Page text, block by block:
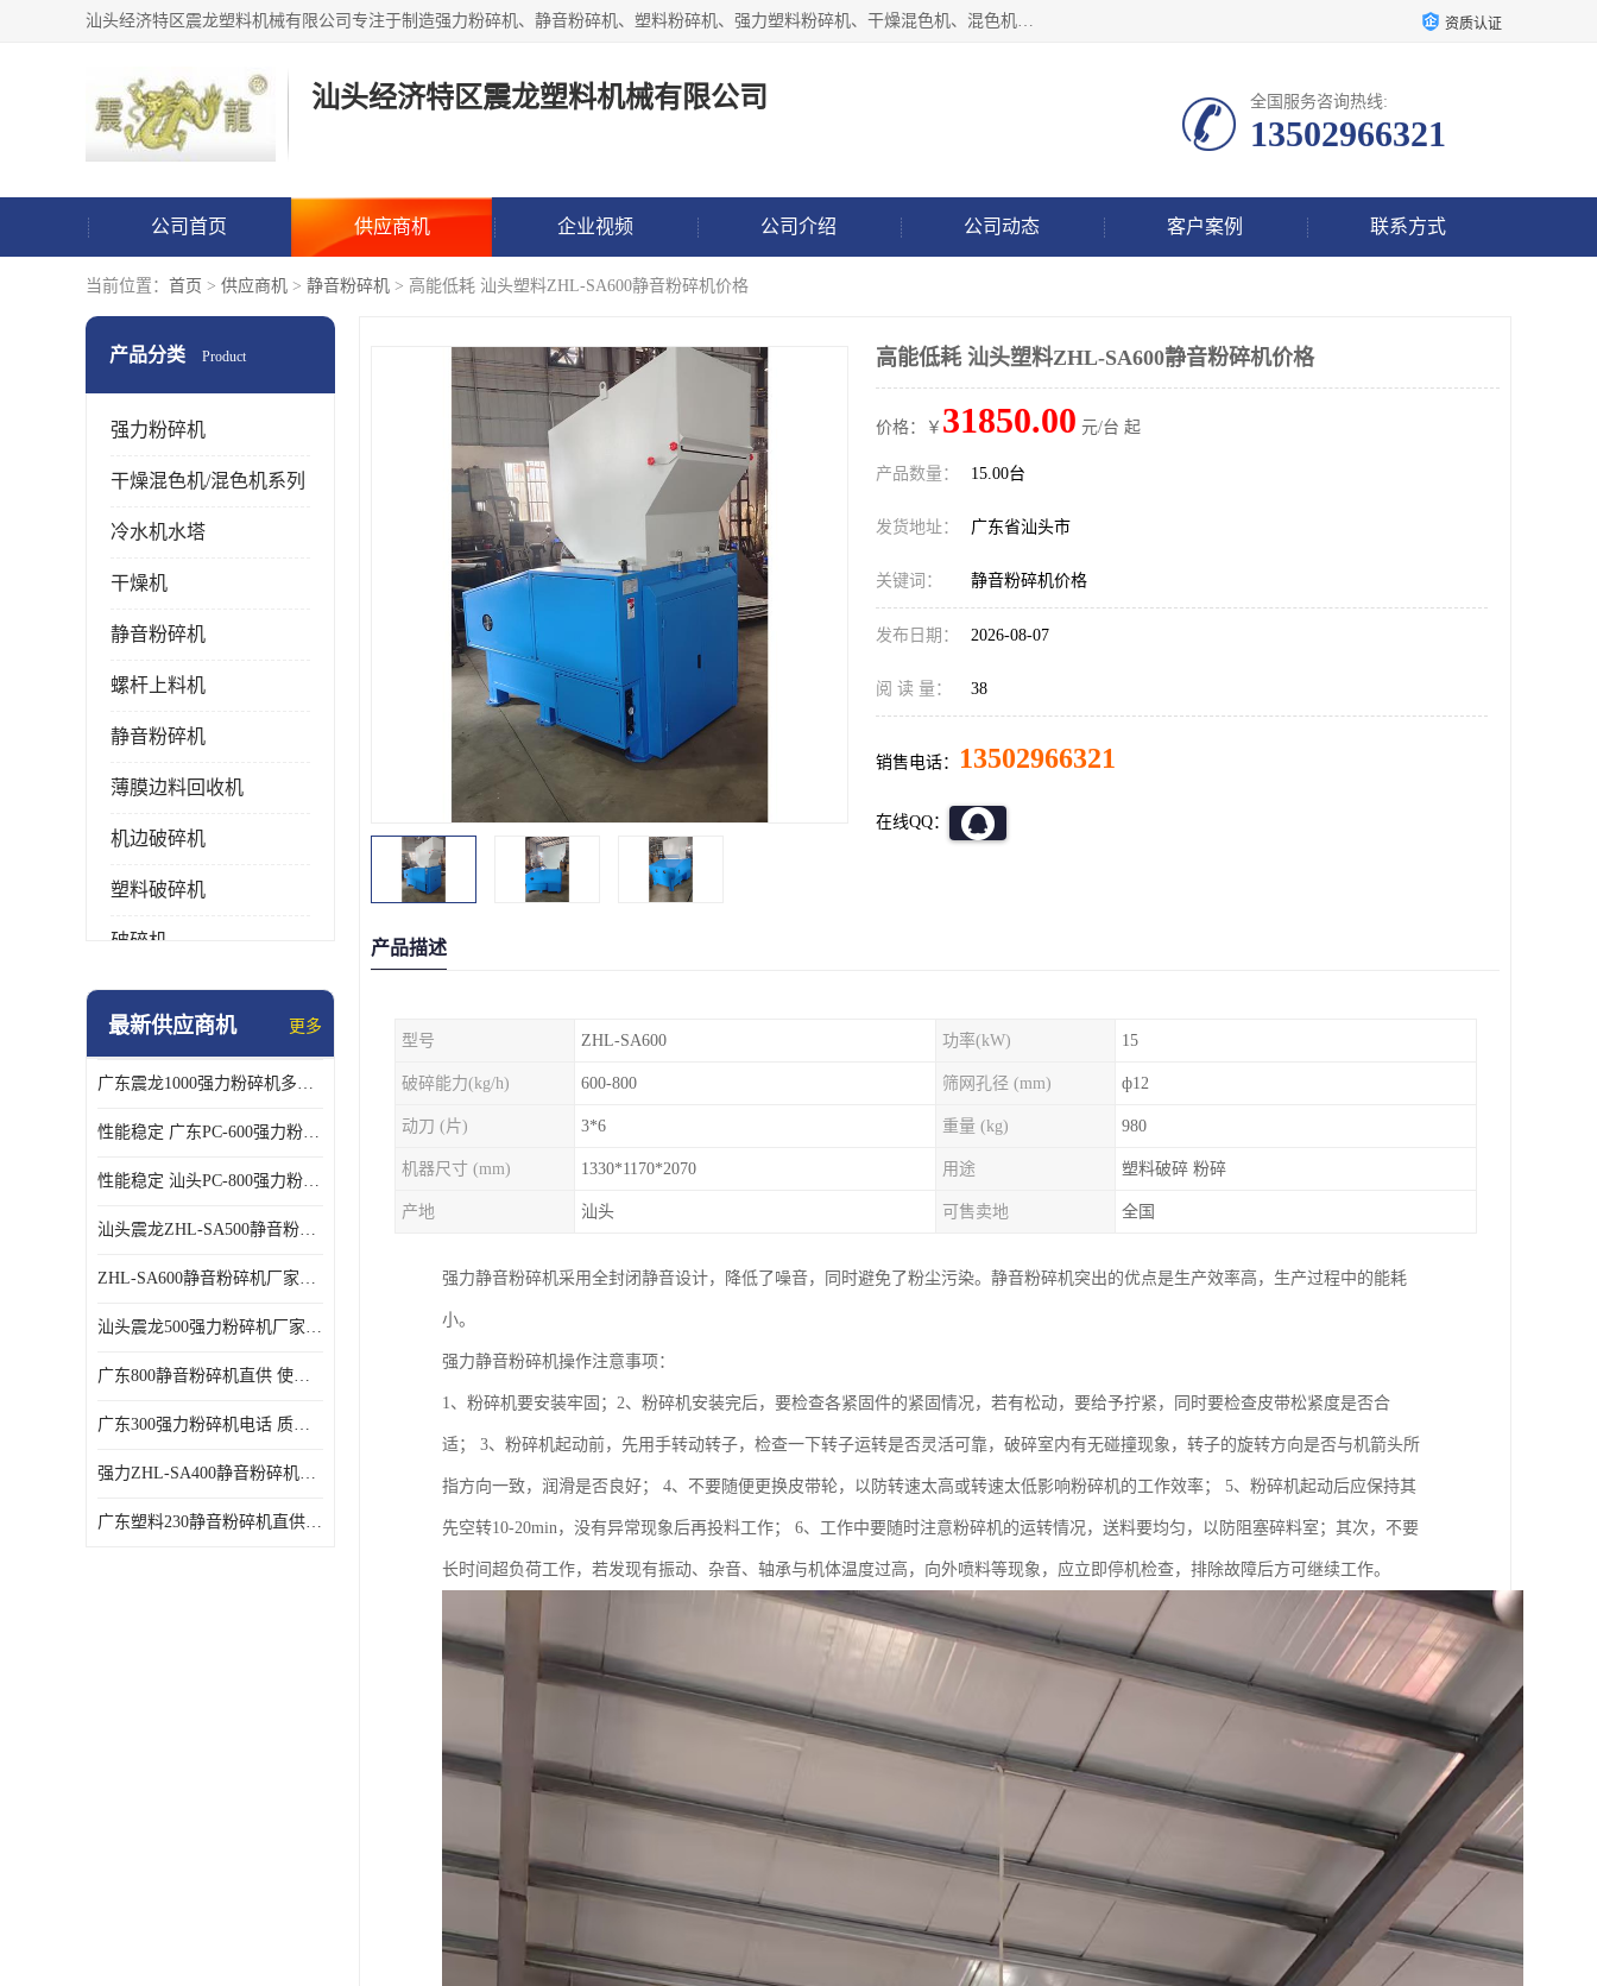
汕头经济特区震龙塑料机械有限公司专注于制造强力粉碎机、静音粉碎机、塑料粉碎机、强力塑料粉碎机、干燥混色机、混色机、冷水机、上料机等塑料辅助机械。 资质认证
汕头经济特区震龙塑料机械有限公司 全国服务咨询热线:
13502966321
公司首页 供应商机 企业视频 公司介绍 公司动态 客户案例 联系方式
当前位置： 首页 > 供应商机 > 静音粉碎机 > 高能低耗 汕头塑料ZHL-SA600静音粉碎机价格
产品分类 Product
强力粉碎机
干燥混色机/混色机系列
冷水机水塔
干燥机
静音粉碎机
螺杆上料机
静音粉碎机
薄膜边料回收机
机边破碎机
塑料破碎机
破碎机
强力粉碎机
最新供应商机 更多
广东震龙1000强力粉碎机多少钱一台 使用方便
性能稳定 广东PC-600强力粉碎机电话
性能稳定 汕头PC-800强力粉碎机厂家批发
汕头震龙ZHL-SA500静音粉碎机多少钱一台
ZHL-SA600静音粉碎机厂家电话 质量可靠
汕头震龙500强力粉碎机厂家批发 噪音低
广东800静音粉碎机直供 使用寿命长
广东300强力粉碎机电话 质量可靠
强力ZHL-SA400静音粉碎机多少钱一台 密封防尘
广东塑料230静音粉碎机直供 使用寿命长
高能低耗 汕头塑料ZHL-SA600静音粉碎机价格
价格：￥ 31850.00 元/台 起
产品数量： 15.00台
发货地址： 广东省汕头市
关键词： 静音粉碎机价格
发布日期： 2026-08-07
阅 读 量： 38
销售电话： 13502966321
在线QQ：
产品描述
型号 ZHL-SA600 功率(kW) 15
破碎能力(kg/h) 600-800 筛网孔径 (mm) ф12
动刀 (片) 3*6 重量 (kg) 980
机器尺寸 (mm) 1330*1170*2070 用途 塑料破碎 粉碎
产地 汕头 可售卖地 全国
强力静音粉碎机采用全封闭静音设计，降低了噪音，同时避免了粉尘污染。静音粉碎机突出的优点是生产效率高，生产过程中的能耗
小。
强力静音粉碎机操作注意事项：
1、粉碎机要安装牢固；2、粉碎机安装完后，要检查各紧固件的紧固情况，若有松动，要给予拧紧，同时要检查皮带松紧度是否合
适； 3、粉碎机起动前，先用手转动转子，检查一下转子运转是否灵活可靠，破碎室内有无碰撞现象，转子的旋转方向是否与机箭头所
指方向一致，润滑是否良好； 4、不要随便更换皮带轮，以防转速太高或转速太低影响粉碎机的工作效率； 5、粉碎机起动后应保持其
先空转10-20min，没有异常现象后再投料工作； 6、工作中要随时注意粉碎机的运转情况，送料要均匀，以防阻塞碎料室；其次，不要
长时间超负荷工作，若发现有振动、杂音、轴承与机体温度过高，向外喷料等现象，应立即停机检查，排除故障后方可继续工作。